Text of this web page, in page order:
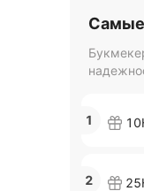
1
2